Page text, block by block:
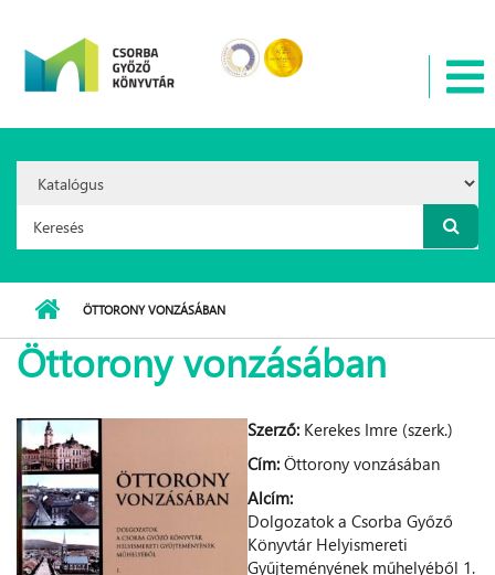
Option:
Keresés űrlap
ÖTTORONY VONZÁSÁBAN
Öttorony vonzásában
Szerző: Kerekes Imre (szerk.)
Cím: Öttorony vonzásában
Alcím:
Dolgozatok a Csorba Győző
Könyvtár Helyismereti
Gyűjteményének műhelyéből 1.